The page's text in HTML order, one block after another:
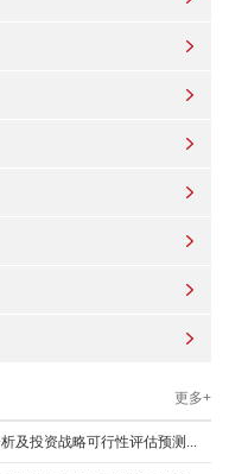
更多+
及投资战略可行性评估预测...